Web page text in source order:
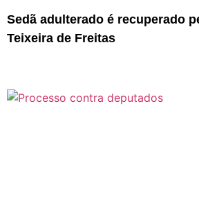
Sedã adulterado é recuperado
Teixeira de Freitas